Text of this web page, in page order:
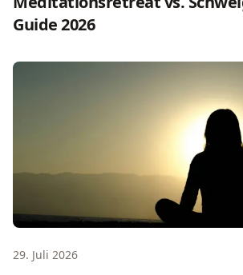
Guide 2026
Spirituelle Auszeit: Wie ein Retreat
29. Juli 2026